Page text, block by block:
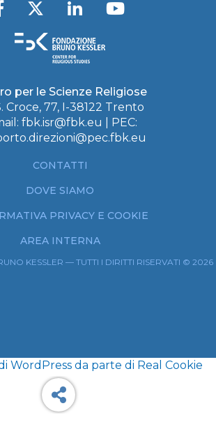
per le Scienze Religiose
Croce, 77, I-38122 Trento
fbk.isr@fbk.eu
| PEC:
CONTATTI
DOVE SIAMO
PRIVACY E COOKIE
AREA INTERNA
KESSLER — TUTTI I DIRITTI RISERVATI © 2026
WordPress da parte di Real Cookie